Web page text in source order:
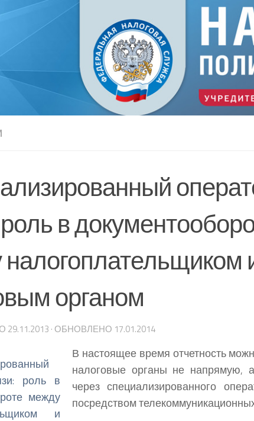
в
органом
29.11.2013 · ОБНОВЛЕНО 17.01.2014
В настоящее время отчетность
налоговые органы не напрямую,
через специализированного
посредством